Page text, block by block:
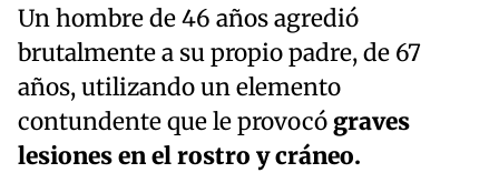
Un hombre de 46 años agredió
brutalmente a su propio padre, de 67
años, utilizando un elemento
contundente que le provocó graves
lesiones en el rostro y cráneo.